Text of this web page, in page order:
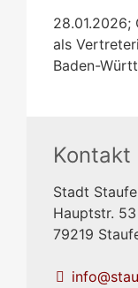
28.01.2026;
als
Baden-
Kontakt
Stadt
Hauptstr. 53
79219